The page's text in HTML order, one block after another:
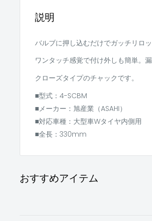
説明
バルブに押し込むだけでガッチリロ
ワンタッチ感覚で付け外しも簡単。
クローズタイプのチャックです。
■型式：4-SCBM
■メーカー：旭産業（ASAHI）
■対応車種：大型車Wタイヤ内側用
■全長：330mm
おすすめアイテム